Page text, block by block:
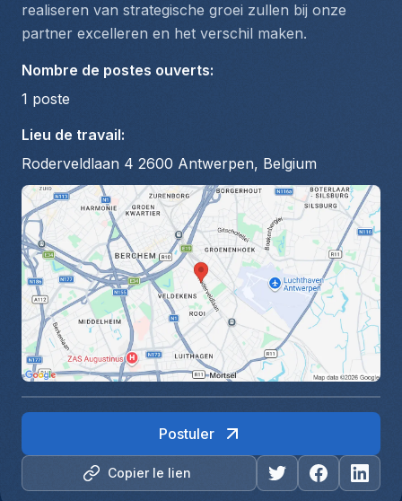
realiseren van strategische groei zullen bij onze
partner excelleren en het verschil maken.
Nombre de postes ouverts:
1 poste
Lieu de travail:
Roderveldlaan 4 2600 Antwerpen, Belgium
Copier le lien
Postuler